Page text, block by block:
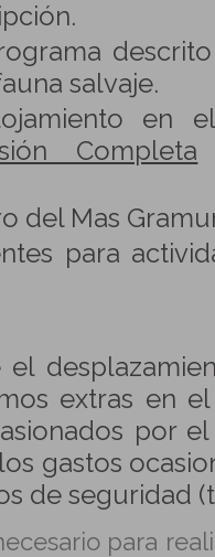
salvaje.
en
Completa
del Mas
para
el
extras en
por
gastos
de seguridad
para